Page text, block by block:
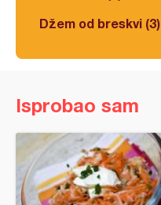
Džem od breskvi (3)
Isprobao sam